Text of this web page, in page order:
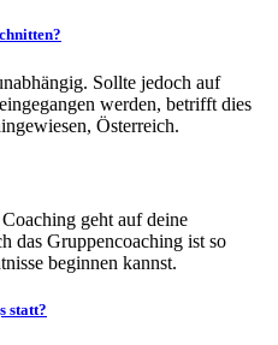
Sollte jedoch auf
werden, betrifft dies
Österreich.
geht auf deine
das Gruppencoaching ist so
beginnen kannst.
statt?